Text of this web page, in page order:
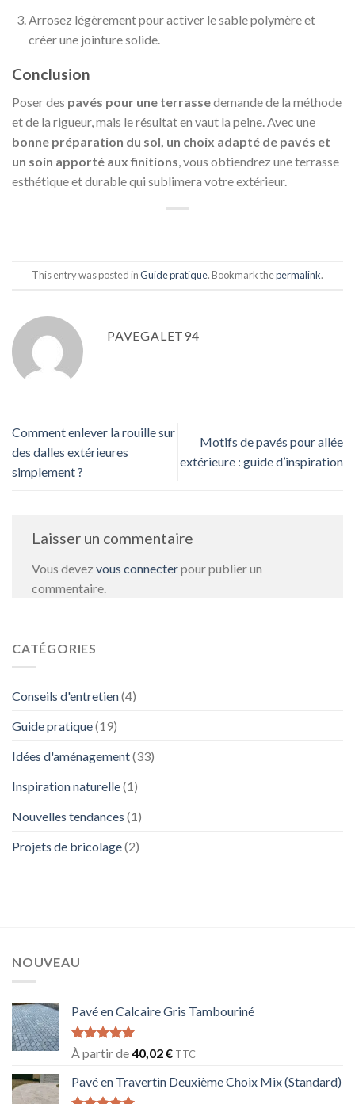
Arrosez légèrement pour activer le sable polymère et
créer une jointure solide.
Conclusion
Poser des pavés pour une terrassedemande de la méthode
et de la rigueur, mais le résultat en vaut la peine. Avec une
bonne préparation du sol, un choix adapté de pavés et
un soin apporté aux finitions, vous obtiendrez une terrasse
esthétique et durable qui sublimera votre extérieur.
This entry was posted inGuide pratique. Bookmark thepermalink.
PAVEGALET94
Comment enlever la rouille sur
des dalles extérieures
simplement ?
Motifs de pavés pour allée
extérieure : guide d’inspiration
Laisser un commentaire
Vous devez vous connecterpour publier un
commentaire.
CATÉGORIES
Conseils d'entretien(4)
Guide pratique(19)
Idées d'aménagement(33)
Inspiration naturelle(1)
Nouvelles tendances (1)
Projets de bricolage(2)
NOUVEAU
Pavé en Calcaire Gris Tambouriné
Note5.00
sur 5
À partir de40,02€ TTC
Pavé en Travertin Deuxième Choix Mix (Standard)